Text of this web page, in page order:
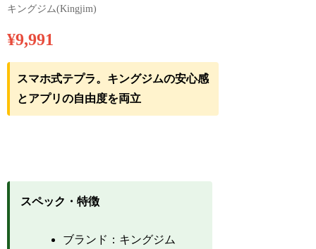
キングジム(Kingjim)
¥9,991
スマホ式テプラ。キングジムの安心感
とアプリの自由度を両立
スペック・特徴
ブランド：キングジム